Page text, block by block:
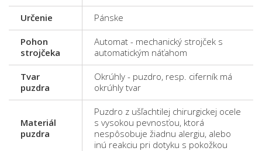
Určenie Pánske
Pohon
strojčeka
Automat - mechanický strojček s
automatickým náťahom
Tvar
puzdra
Okrúhly - puzdro, resp. ciferník má
okrúhly tvar
Materiál
puzdra
Puzdro z ušľachtilej chirurgickej ocele
s vysokou pevnosťou, ktorá
nespôsobuje žiadnu alergiu, alebo
inú reakciu pri dotyku s pokožkou